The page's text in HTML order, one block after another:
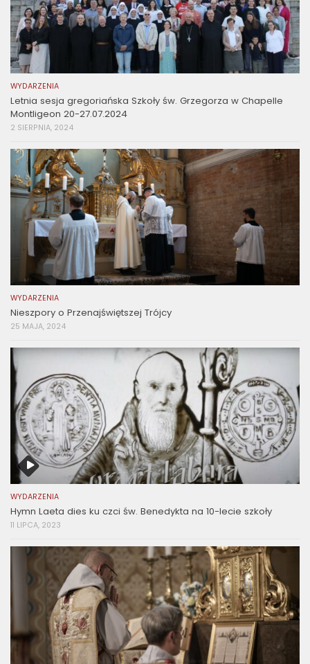
WYDARZENIA
Letnia sesja gregoriańska Szkoły św. Grzegorza w Chapelle
Montligeon 20-27.07.2024
2 SIERPNIA, 2024
WYDARZENIA
Nieszpory o Przenajświętszej Trójcy
25 MAJA, 2024
WYDARZENIA
Hymn Laeta dies ku czci św. Benedykta na 10-lecie szkoły
11 LIPCA, 2023